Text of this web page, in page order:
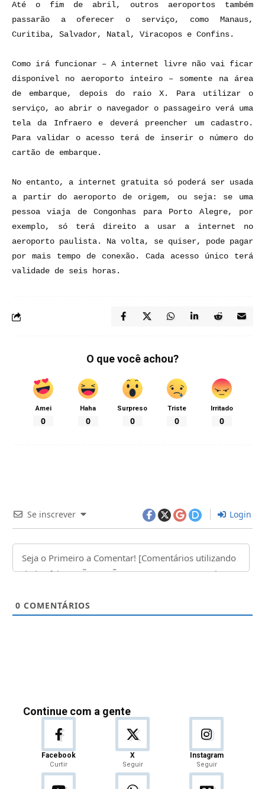
Até o fim de abril, outros aeroportos também
passarão a oferecer o serviço, como Manaus,
Curitiba, Salvador, Natal, Viracopos e Confins.
Como irá funcionar – A internet livre não vai ficar
disponível no aeroporto inteiro – somente na área
de embarque, depois do raio X. Para utilizar o
serviço, ao abrir o navegador o passageiro verá uma
tela da Infraero e deverá preencher um cadastro.
Para validar o acesso terá de inserir o número do
cartão de embarque.
No entanto, a internet gratuita só poderá ser usada
a partir do aeroporto de origem, ou seja: se uma
pessoa viaja de Congonhas para Porto Alegre, por
exemplo, só terá direito a usar a internet no
aeroporto paulista. Na volta, se quiser, pode pagar
por mais tempo de conexão. Cada acesso único terá
validade de seis horas.
O que você achou?
Amei
0
Haha
0
Surpreso
0
Triste
0
Irritado
0
Se inscrever Login
0 COMENTÁRIOS
Continue com a gente
Facebook
Curtir
X
Seguir
Instagram
Seguir